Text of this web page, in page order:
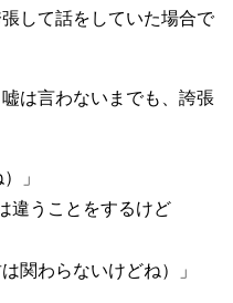
して話をしていた場合で
は言わないまでも、誇張
」
違うことをするけど
関わらないけどね）」